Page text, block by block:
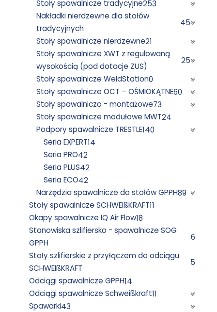
Stoły spawalnicze tradycyjne253
Nakładki nierdzewne dla stołów
tradycyjnych
45
Stoły spawalnicze nierdzewne21
Stoły spawalnicze XWT z regulowaną
wysokością (pod dotacje ZUS)
25
Stoły spawalnicze WeldStation0
Stoły spawalnicze OCT – OŚMIOKĄTNE60
Stoły spawalniczo - montażowe73
Stoły spawalnicze modułowe MWT24
Podpory spawalnicze TRESTLE140
Seria EXPERT14
Seria PRO42
Seria PLUS42
Seria ECO42
Narzędzia spawalnicze do stołów GPPH89
Stoły spawalnicze SCHWEIßKRAFT11
Okapy spawalnicze IQ Air Flow18
Stanowiska szlifiersko - spawalnicze SOG
GPPH
6
Stoły szlifierskie z przyłączem do odciągu
SCHWEIßKRAFT
5
Odciągi spawalnicze GPPH14
Odciągi spawalnicze Schweißkraft11
Spawarki43